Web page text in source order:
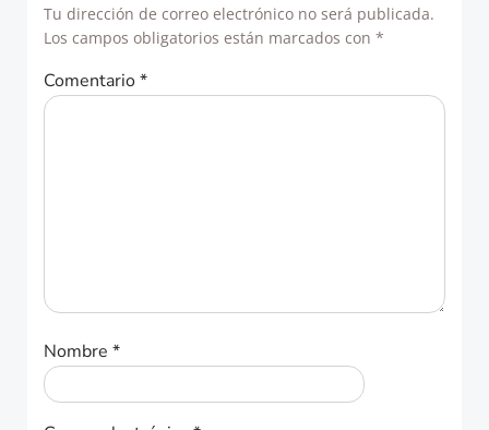
Tu dirección de correo electrónico no será publicada.
Los campos obligatorios están marcados con *
Comentario*
Nombre *